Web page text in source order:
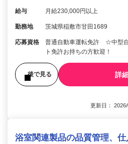
給与 月給230,000円以上
勤務地 茨城県稲敷市甘田1689
応募資格
普通自動車運転免許 ☆中型
ト免許お持ちの方歓迎！
後で見る 詳
更新日：
浴室関連製品の品質管理、